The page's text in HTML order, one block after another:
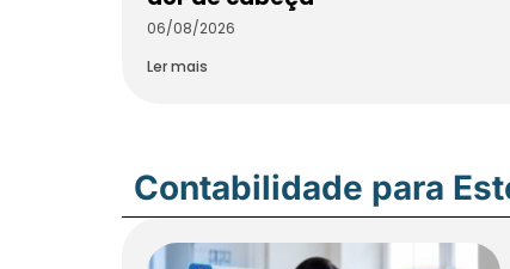
06/08/2026
Ler mais
Contabilidade para